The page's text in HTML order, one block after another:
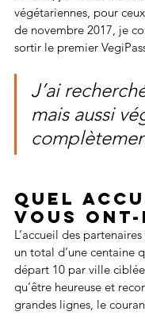
végétariennes, pour
de novembre 2017, je
sortir le premier
J’ai
mais aussi
Quel
vous
L’accueil des
un total d’une centaine
départ 10 par ville
qu’être heureuse et
grandes lignes, le